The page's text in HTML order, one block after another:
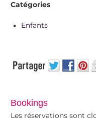
Catégories
Enfants
Bookings
Les réservations sont